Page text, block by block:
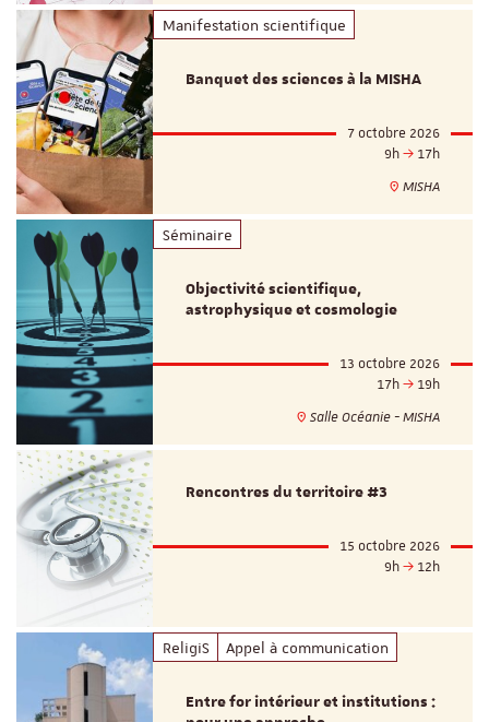
Manifestation scientifique
Banquet des sciences à la MISHA
7 octobre 2026
9h
17h
MISHA
Séminaire
Objectivité scientifique,
astrophysique et cosmologie
13 octobre 2026
17h
19h
Salle Océanie - MISHA
Rencontres du territoire #3
15 octobre 2026
9h
12h
ReligiS Appel à communication
Entre for intérieur et institutions :